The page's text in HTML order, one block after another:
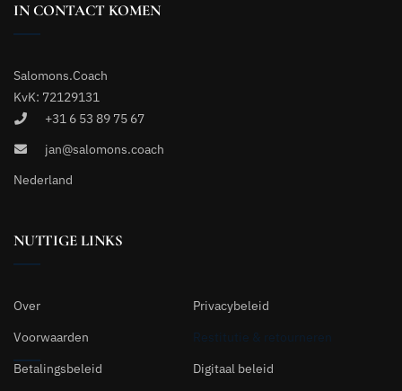
IN CONTACT KOMEN
Salomons.Coach
KvK: 72129131
+31 6 53 89 75 67
jan@salomons.coach
Nederland
NUTTIGE LINKS
Over
Privacybeleid
Voorwaarden
Restitutie & retourneren
Betalingsbeleid
Digitaal beleid